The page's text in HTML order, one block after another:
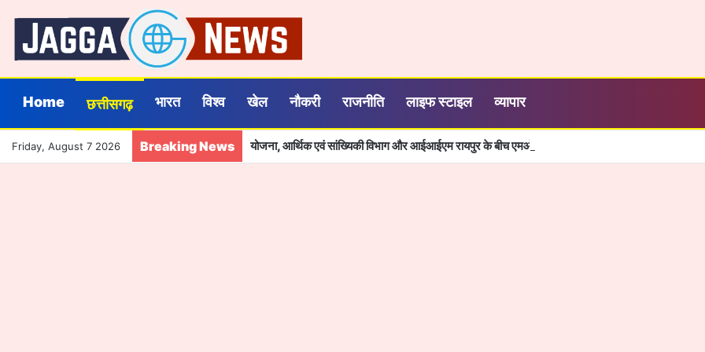
Home छत्तीसगढ़ भारत विश्व खेल नौकरी राजनीति लाइफ स्टाइल व्यापार
Friday, August 7 2026 Breaking News योजना, आर्थिक एवं सांख्यिकी विभाग और आईआईएम रायपुर के बीच एमओयू